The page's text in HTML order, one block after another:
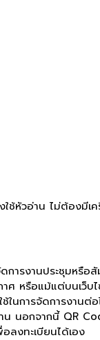
หัวอ่าน ไม่ต้อง
รงานประชุมหรื
หรือแม้แต่บนเว็
ารจัดการงานต่
อกจากนี้ QR
ลงทะเบียนได้เอง